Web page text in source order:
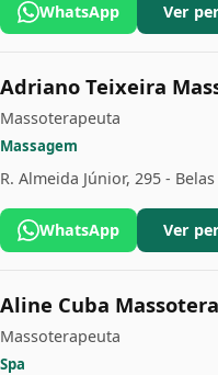
WhatsApp Ver
Adriano Teixeira
Massoterapeuta
Massagem
R. Almeida Júnior, 295 -
WhatsApp Ver
Aline Cuba
Massoterapeuta
Spa